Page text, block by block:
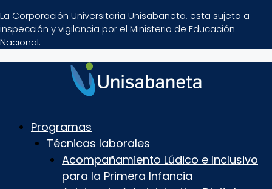
La Corporación Universitaria Unisabaneta, esta sujeta a
inspección y vigilancia por el Ministerio de Educación
Nacional.
Programas
Técnicas laborales
Acompañamiento Lúdico e Inclusivo
para la Primera Infancia